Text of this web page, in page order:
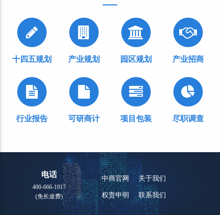
十四五规划 产业规划 园区规划 产业招商
行业报告 可研商计 项目包装 尽职调查
电话
400-666-1917
(免长途费)
中商官网 关于我们
权责申明 联系我们